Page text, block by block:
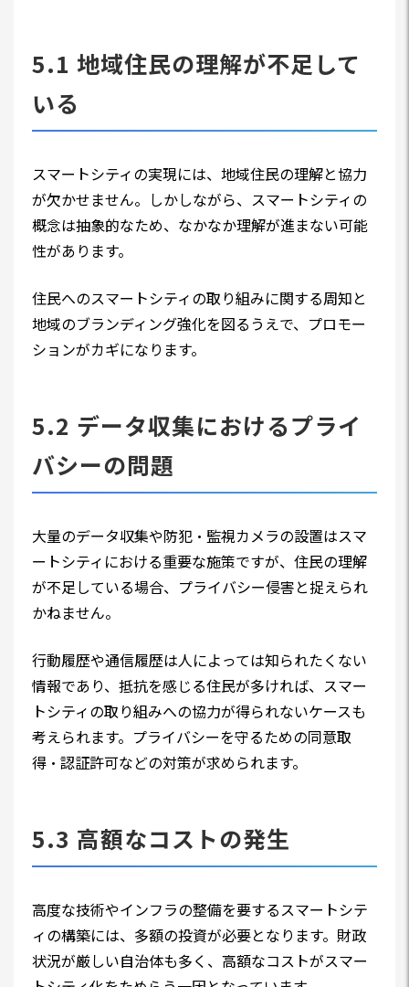
5.1 地域住民の理解が不足して
いる
スマートシティの実現には、地域住民の理解と協力
が欠かせません。しかしながら、スマートシティの
概念は抽象的なため、なかなか理解が進まない可能
性があります。
住民へのスマートシティの取り組みに関する周知と
地域のブランディング強化を図るうえで、プロモー
ションがカギになります。
5.2 データ収集におけるプライ
バシーの問題
大量のデータ収集や防犯・監視カメラの設置はスマ
ートシティにおける重要な施策ですが、住民の理解
が不足している場合、プライバシー侵害と捉えられ
かねません。
行動履歴や通信履歴は人によっては知られたくない
情報であり、抵抗を感じる住民が多ければ、スマー
トシティの取り組みへの協力が得られないケースも
考えられます。プライバシーを守るための同意取
得・認証許可などの対策が求められます。
5.3 高額なコストの発生
高度な技術やインフラの整備を要するスマートシテ
ィの構築には、多額の投資が必要となります。財政
状況が厳しい自治体も多く、高額なコストがスマー